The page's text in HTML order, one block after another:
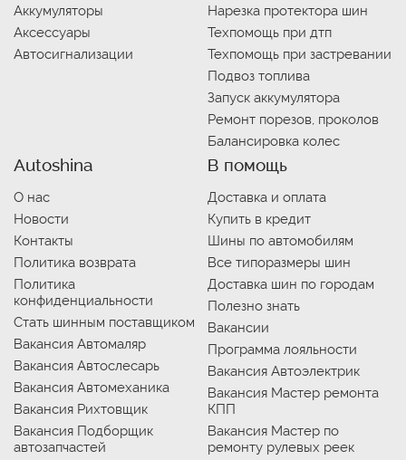
Аккумуляторы
Аксессуары
Автосигнализации
Нарезка протектора шин
Техпомощь при дтп
Техпомощь при застревании
Подвоз топлива
Запуск аккумулятора
Ремонт порезов, проколов
Балансировка колес
Autoshina
О нас
Новости
Контакты
Политика возврата
Политика
конфиденциальности
Стать шинным поставщиком
Вакансия Автомаляр
Вакансия Автослесарь
Вакансия Автомеханика
Вакансия Рихтовщик
Вакансия Подборщик
автозапчастей
В помощь
Доставка и оплата
Купить в кредит
Шины по автомобилям
Все типоразмеры шин
Доставка шин по городам
Полезно знать
Вакансии
Программа лояльности
Вакансия Автоэлектрик
Вакансия Мастер ремонта
КПП
Вакансия Мастер по
ремонту рулевых реек